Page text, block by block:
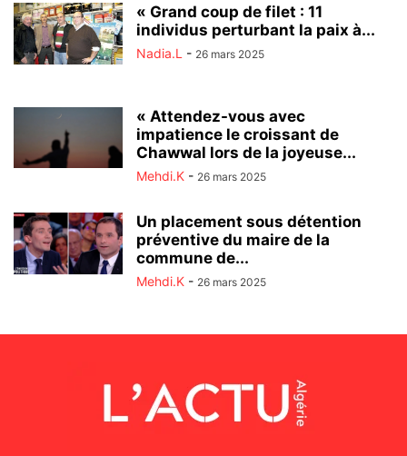
« Grand coup de filet : 11
individus perturbant la paix à...
Nadia.L - 26 mars 2025
« Attendez-vous avec
impatience le croissant de
Chawwal lors de la joyeuse...
Mehdi.K - 26 mars 2025
Un placement sous détention
préventive du maire de la
commune de...
Mehdi.K - 26 mars 2025